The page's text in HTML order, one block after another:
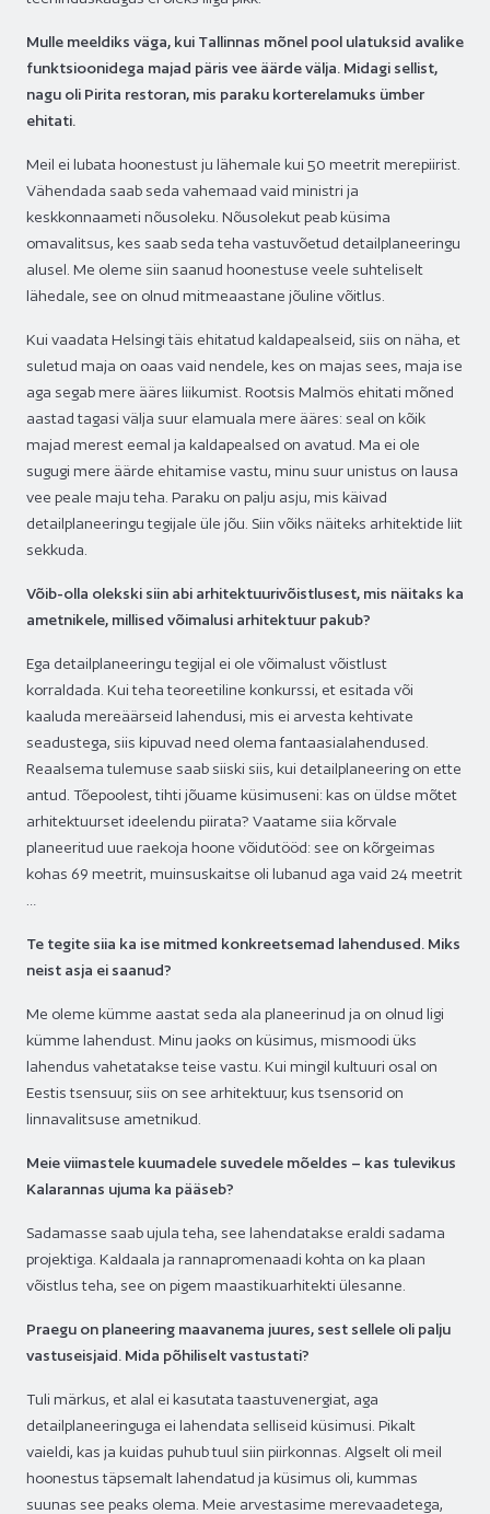
Mulle meeldiks väga, kui Tallinnas mõnel pool ulatuksid avalike
funktsioonidega majad päris vee äärde välja. Midagi sellist,
nagu oli Pirita restoran, mis paraku korterelamuks ümber
ehitati.
Meil ei lubata hoonestust ju lähemale kui 50 meetrit merepiirist.
Vähendada saab seda vahemaad vaid ministri ja
keskkonnaameti nõusoleku. Nõusolekut peab küsima
omavalitsus, kes saab seda teha vastuvõetud detailplaneeringu
alusel. Me oleme siin saanud hoonestuse veele suhteliselt
lähedale, see on olnud mitmeaastane jõuline võitlus.
Kui vaadata Helsingi täis ehitatud kaldapealseid, siis on näha, et
suletud maja on oaas vaid nendele, kes on majas sees, maja ise
aga segab mere ääres liikumist. Rootsis Malmös ehitati mõned
aastad tagasi välja suur elamuala mere ääres: seal on kõik
majad merest eemal ja kaldapealsed on avatud. Ma ei ole
sugugi mere äärde ehitamise vastu, minu suur unistus on lausa
vee peale maju teha. Paraku on palju asju, mis käivad
detailplaneeringu tegijale üle jõu. Siin võiks näiteks arhitektide liit
sekkuda.
Võib-olla olekski siin abi arhitektuurivõistlusest, mis näitaks ka
ametnikele, millised võimalusi arhitektuur pakub?
Ega detailplaneeringu tegijal ei ole võimalust võistlust
korraldada. Kui teha teoreetiline konkurssi, et esitada või
kaaluda mereäärseid lahendusi, mis ei arvesta kehtivate
seadustega, siis kipuvad need olema fantaasialahendused.
Reaalsema tulemuse saab siiski siis, kui detailplaneering on ette
antud. Tõepoolest, tihti jõuame küsimuseni: kas on üldse mõtet
arhitektuurset ideelendu piirata? Vaatame siia kõrvale
planeeritud uue raekoja hoone võidutööd: see on kõrgeimas
kohas 69 meetrit, muinsuskaitse oli lubanud aga vaid 24 meetrit
Te tegite siia ka ise mitmed konkreetsemad lahendused. Miks
neist asja ei saanud?
Me oleme kümme aastat seda ala planeerinud ja on olnud ligi
kümme lahendust. Minu jaoks on küsimus, mismoodi üks
lahendus vahetatakse teise vastu. Kui mingil kultuuri osal on
Eestis tsensuur, siis on see arhitektuur, kus tsensorid on
linnavalitsuse ametnikud.
Meie viimastele kuumadele suvedele mõeldes – kas tulevikus
Kalarannas ujuma ka pääseb?
Sadamasse saab ujula teha, see lahendatakse eraldi sadama
projektiga. Kaldaala ja rannapromenaadi kohta on ka plaan
võistlus teha, see on pigem maastikuarhitekti ülesanne.
Praegu on planeering maavanema juures, sest sellele oli palju
vastuseisjaid. Mida põhiliselt vastustati?
Tuli märkus, et alal ei kasutata taastuvenergiat, aga
detailplaneeringuga ei lahendata selliseid küsimusi. Pikalt
vaieldi, kas ja kuidas puhub tuul siin piirkonnas. Algselt oli meil
hoonestus täpsemalt lahendatud ja küsimus oli, kummas
suunas see peaks olema. Meie arvestasime merevaadetega,